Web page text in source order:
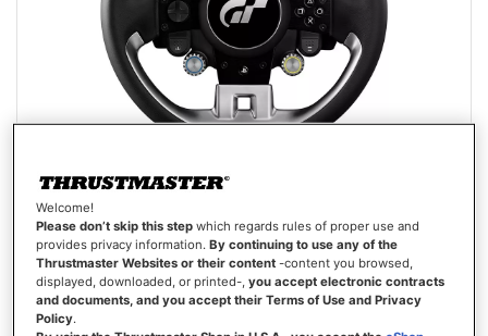
GT WHEEL ADD-ON
Welcome!
Please don’t skip this step which regards rules of proper use and
provides privacy information.By continuing to use any of the
Thrustmaster Websites or their content -content you browsed,
displayed, downloaded, or printed-,you accept electronic contracts
and documents, and you accept their Terms of Use and Privacy
Policy.